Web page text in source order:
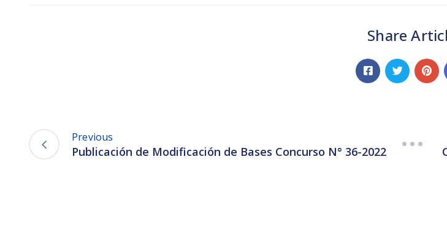
Share
Previous
Publicación de Modificación de Bases Concurso N° 36-2022